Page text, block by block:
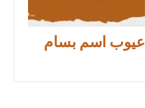
عيوب اسم بسام